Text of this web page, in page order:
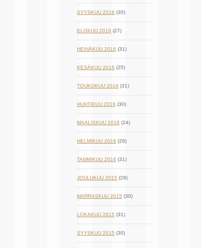
SYYSKUU 2016 (30)
ELOKUU 2016 (27)
HEINÄKUU 2016 (31)
KESÄKUU 2016 (25)
TOUKOKUU 2016 (31)
HUHTIKUU 2016 (30)
MAALISKUU 2016 (24)
HELMIKUU 2016 (29)
TAMMIKUU 2016 (31)
JOULUKUU 2015 (29)
MARRASKUU 2015 (30)
LOKAKUU 2015 (31)
SYYSKUU 2015 (30)